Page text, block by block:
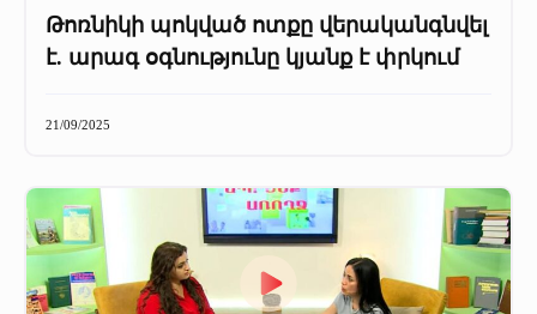
Թոռնիկի պոկված ոտքը վերականգնվել
է. արագ օգնությունը կյանք է փրկում
21/09/2025